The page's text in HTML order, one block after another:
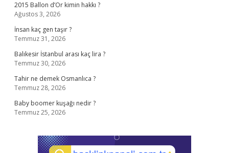
2015 Ballon d’Or kimin hakkı ?
Ağustos 3, 2026
İnsan kaç gen taşır ?
Temmuz 31, 2026
Balıkesir İstanbul arası kaç lira ?
Temmuz 30, 2026
Tahir ne demek Osmanlıca ?
Temmuz 28, 2026
Baby boomer kuşağı nedir ?
Temmuz 25, 2026